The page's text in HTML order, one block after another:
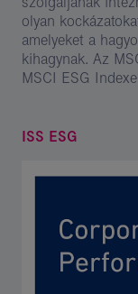
olyan
amelyeket a
kihagynak. Az
MSCI ESG
ISS ESG